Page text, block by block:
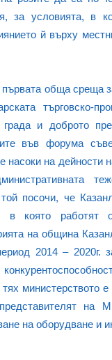
за условията,
й върху
обща среща
търговско-
и доброто
във форума
на дейности
посочи, че
в която работят
на община
2014 –
министерството
на
на оборудване и